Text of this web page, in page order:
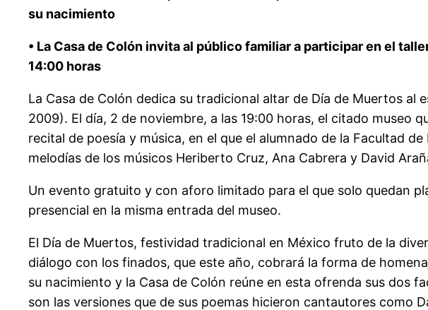
su nacimiento
• La Casa de Colón invita al público familiar a participar en el
14:00 horas
La Casa de Colón dedica su tradicional altar de Día de Muertos
2009). El día, 2 de noviembre, a las 19:00 horas, el citado museo
recital de poesía y música, en el que el alumnado de la Facultad
melodías de los músicos Heriberto Cruz, Ana Cabrera y David
Un evento gratuito y con aforo limitado para el que solo quedan
presencial en la misma entrada del museo.
El Día de Muertos, festividad tradicional en México fruto de la
diálogo con los finados, que este año, cobrará la forma de
su nacimiento y la Casa de Colón reúne en esta ofrenda sus dos
son las versiones que de sus poemas hicieron cantautores como